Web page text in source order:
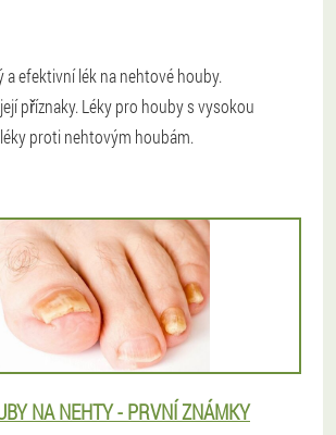
a efektivní lék na nehtové houby.
příznaky. Léky pro houby s vysokou
proti nehtovým houbám.
NA NEHTY - PRVNÍ ZNÁMKY